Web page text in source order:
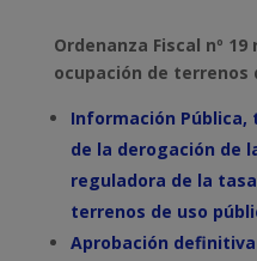
Ordenanza Fiscal nº
ocupación de terrenos
Información Pública,
de la derogación de
reguladora de la
terrenos de uso
Aprobación